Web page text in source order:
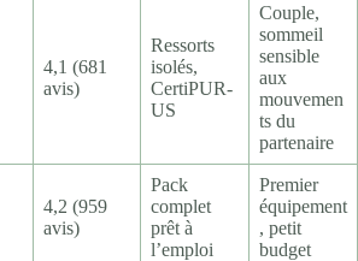
4,1 (681
avis)
Ressorts
isolés,
CertiPUR-
US
Couple,
sommeil
sensible
aux
mouvemen
ts du
partenaire
4,2 (959
avis)
Pack
complet
prêt à
l’emploi
Premier
équipement
, petit
budget